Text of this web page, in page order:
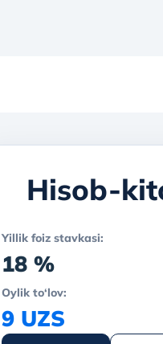
Hisob-
Yillik foiz stavkasi:
18 %
Oylik to‘lov:
9 UZS